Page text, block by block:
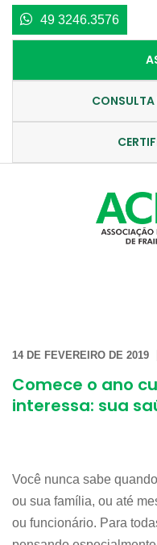
49 3246.3576
14 DE FEVEREIRO DE 2019
Comece o ano
interessa: sua
Você nunca sabe
ou sua família, ou até
ou funcionário. Para